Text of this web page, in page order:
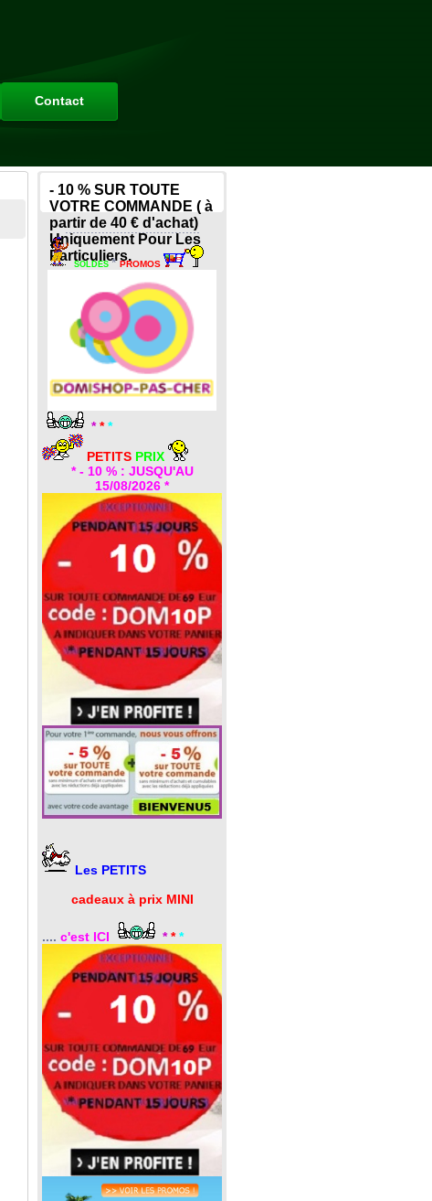
Contact
- 10 % SUR TOUTE
VOTRE COMMANDE ( à
partir de 40 € d'achat)
Uniquement Pour Les
Particuliers.
.....................................
SOLDES *PROMOS
***
PETITS PRIX
* - 10 % : JUSQU'AU
15/08/2026 *
Les PETITS
cadeaux à prix MINI
.... c'est ICI ***